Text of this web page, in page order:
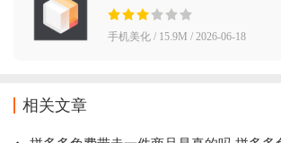
手机美化 / 15.9M / 2026-06-18
相关文章